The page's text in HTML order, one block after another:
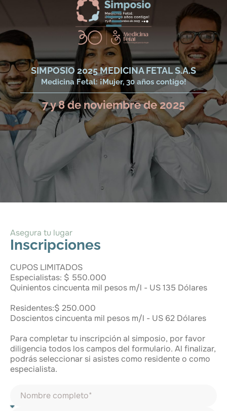
SIMPOSIO 2025 MEDICINA FETAL S.A.S
Medicina Fetal: ¡Mujer, 30 años contigo!
7 y 8 de noviembre de 2025
Asegura tu lugar
Inscripciones
CUPOS LIMITADOS
Especialistas: $ 550.000
Quinientos cincuenta mil pesos m/l - US 135 Dólares
Residentes:$ 250.000
Doscientos cincuenta mil pesos m/l - US 62 Dólares
Para completar tu inscripción al simposio, por favor
diligencia todos los campos del formulario. Al finalizar,
podrás seleccionar si asistes como residente o como
especialista.